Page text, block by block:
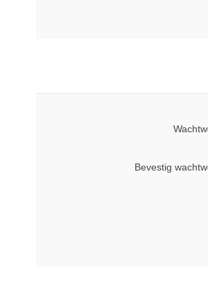
Bevestig